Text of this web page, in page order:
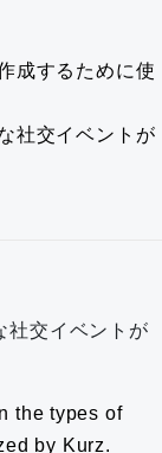
成するために使
社交イベントが
社交イベントが
the types of
by Kurz.